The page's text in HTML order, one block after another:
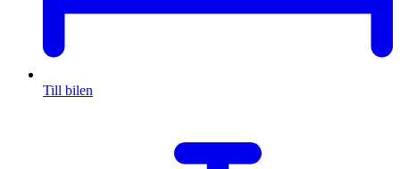
Till bilen